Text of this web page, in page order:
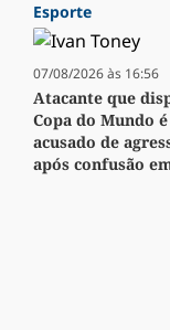
Esporte
07/08/2026 às 16:56
Atacante que
Copa do Mundo é
acusado de
após confusão